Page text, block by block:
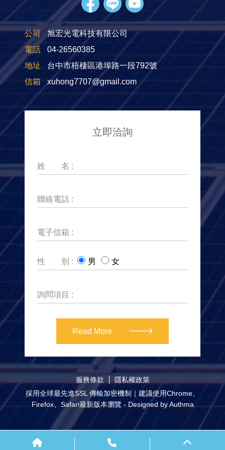
公司
旭宏光電科技有限公司
電話
04-26560385
地址
台中市梧棲區港埠路一段792號
信箱
xuhong7707@gmail.com
立即洽詢
姓 名 :
聯絡電話 :
電子信箱 :
性 別 : 男 女
詢問項目 :
Read More
服務條款
隱私權政策
採用全球最先進SSL 傳輸加密機制｜建議使用Chrome、
Firefox、Safari最新版本瀏覽 - Designed byAuthma